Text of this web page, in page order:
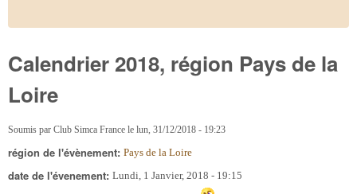
Calendrier 2018, région Pays de la
Loire
Soumis par Club Simca France le lun, 31/12/2018 - 19:23
région de l'évènement: Pays de la Loire
date de l'évenement: Lundi, 1 Janvier, 2018 - 19:15